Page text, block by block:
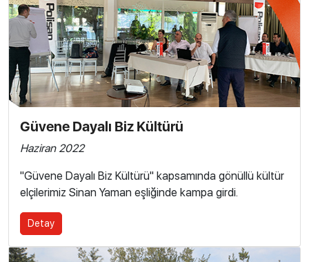
Güvene Dayalı Biz Kültürü
Haziran 2022
"Güvene Dayalı Biz Kültürü" kapsamında gönüllü kültür
elçilerimiz Sinan Yaman eşliğinde kampa girdi.
Detay